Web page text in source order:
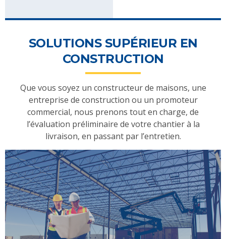
SOLUTIONS SUPÉRIEUR EN
CONSTRUCTION
Que vous soyez un constructeur de maisons, une
entreprise de construction ou un promoteur
commercial, nous prenons tout en charge, de
l’évaluation préliminaire de votre chantier à la
livraison, en passant par l’entretien.